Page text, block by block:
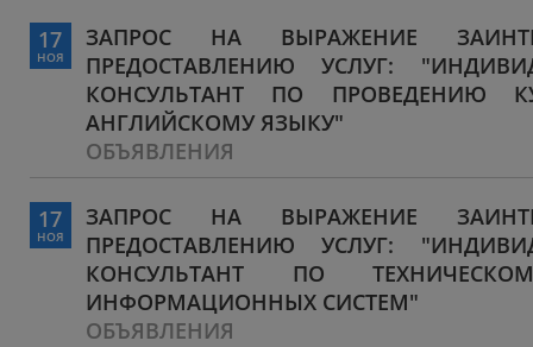
17
НОЯ
ЗАПРОС НА ВЫРАЖЕНИЕ
ПРЕДОСТАВЛЕНИЮ УСЛУГ:
КОНСУЛЬТАНТ ПО ПРОВЕДЕНИЮ
АНГЛИЙСКОМУ ЯЗЫКУ"
ОБЪЯВЛЕНИЯ
17
НОЯ
ЗАПРОС НА ВЫРАЖЕНИЕ
ПРЕДОСТАВЛЕНИЮ УСЛУГ:
КОНСУЛЬТАНТ ПО
ИНФОРМАЦИОННЫХ СИСТЕМ"
ОБЪЯВЛЕНИЯ